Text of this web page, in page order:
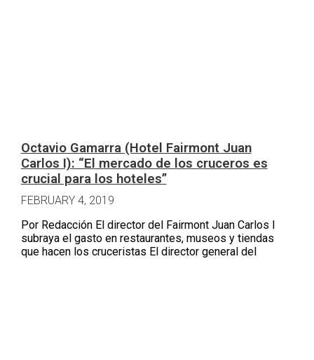
Octavio Gamarra (Hotel Fairmont Juan
Carlos I): “El mercado de los cruceros es
crucial para los hoteles”
FEBRUARY 4, 2019
Por Redacción El director del Fairmont Juan Carlos I
subraya el gasto en restaurantes, museos y tiendas
que hacen los cruceristas El director general del